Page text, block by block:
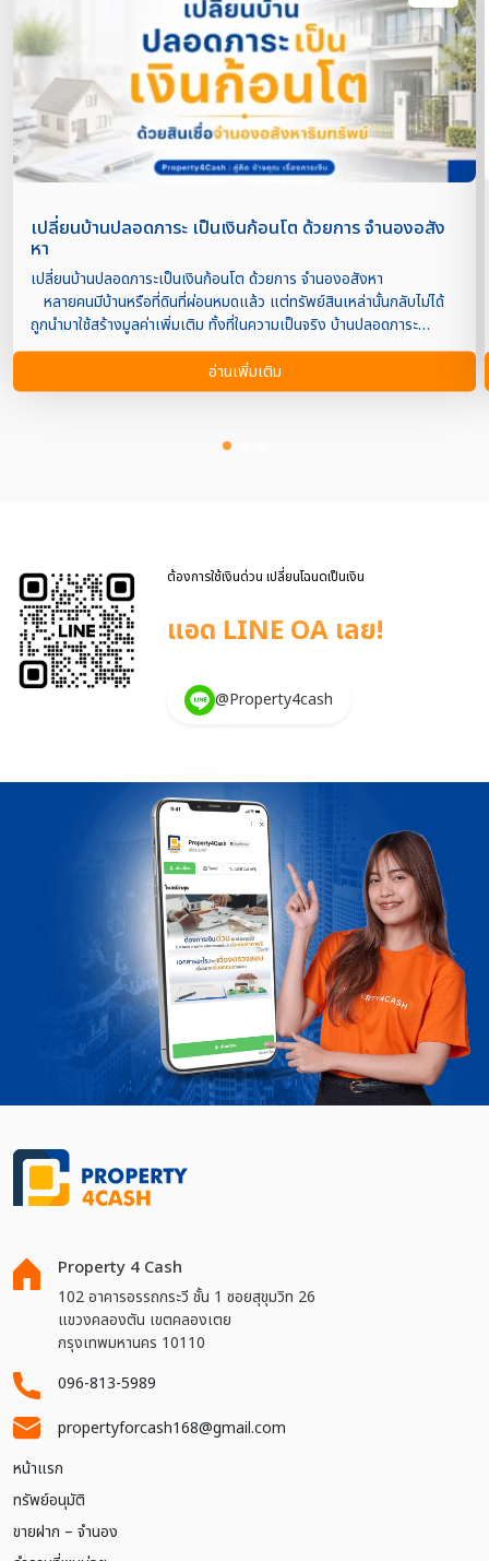
เปลี่ยนบ้านปลอดภาระ เป็นเงินก้อนโต ด้วยการ จำนองอสัง
หา
เปลี่ยนบ้านปลอดภาระเป็นเงินก้อนโต ด้วยการ จำนองอสังหา
หลายคนมีบ้านหรือที่ดินที่ผ่อนหมดแล้ว แต่ทรัพย์สินเหล่านั้นกลับไม่ได้
ถูกนำมาใช้สร้างมูลค่าเพิ่มเติม ทั้งที่ในความเป็นจริง บ้านปลอดภาระ
สามารถเปลี่ยนเป็นเงินทุนก้อนใหญ่ได้ ผ่าน “สินเชื่อจำนอง
อสังหาริมทรัพย์” ซึ่งเป็นอีกหนึ่งทางเลือกสำหรับผู้ที่ต้องการเพิ่มสภาพ
คล่องทางการเงินโดยไม่จำเป็นต้องขายทรัพย์สินที่ถือครองอยู่
อกเบี้ยสูง หรือใช้เป็นเงินทุนหมุนเวียน สินเชื่อประเภทนี้ช่วยให้เจ้าของ
จากทรัพย์สินนั้นได้ตามปกติ ตราบใดที่ปฏิบัติตามเงื่อนไขของสัญญา
วงเงินอนุมัติจะขึ้นอยู่กับมูล […]
อ่านเพิ่มเติม
ต้องการใช้เงินด่วน เปลี่ยนโฉนดเป็นเงิน
แอด LINE OA เลย!
@Property4cash
Property 4 Cash
102 อาคารอรรถกระวี ชั้น 1 ซอยสุขุมวิท 26
แขวงคลองตัน เขตคลองเตย
กรุงเทพมหานคร 10110
096-813-5989
propertyforcash168@gmail.com
หน้าแรก
ทรัพย์อนุมัติ
ขายฝาก – จำนอง